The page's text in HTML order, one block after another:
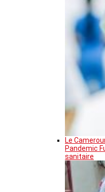
Le
Pandemic
sanitaire